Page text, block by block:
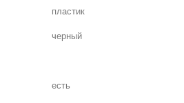
пластик
черный
есть